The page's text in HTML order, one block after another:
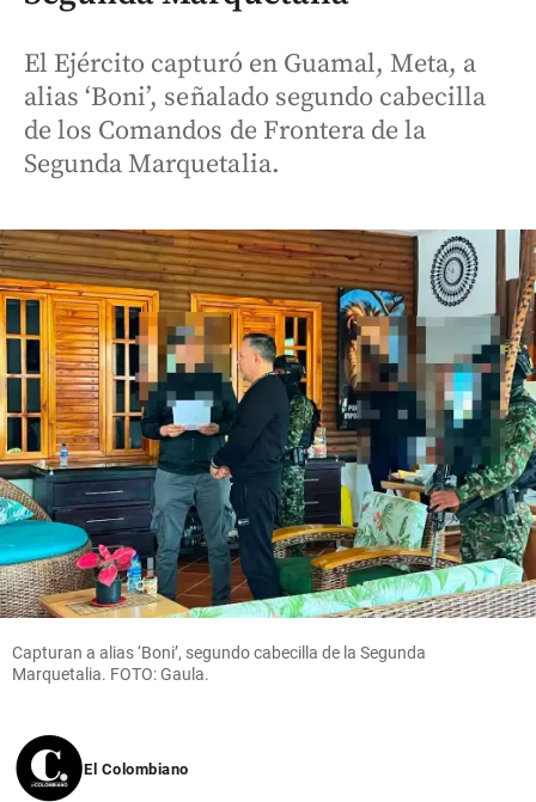
El Ejército capturó en Guamal, Meta, a
alias ‘Boni’, señalado segundo cabecilla
de los Comandos de Frontera de la
Segunda Marquetalia.
Capturan a alias ‘Boni’, segundo cabecilla de la Segunda
Marquetalia. FOTO: Gaula.
El Colombiano